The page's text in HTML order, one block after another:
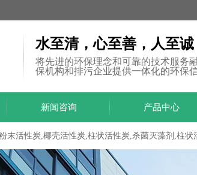
水至清，心至善，人至诚
将先进的环保理念和可靠的技术服务
保机构和排污企业提供一体化的环保
新闻咨询 产品中心
末活性炭,椰壳活性炭,柱状活性炭,杀菌灭藻剂,柱